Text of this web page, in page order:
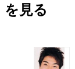
を見る